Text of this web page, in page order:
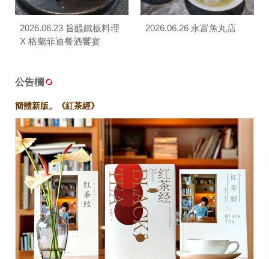
2026.06.23 旨醞鐵板料理
X 格蘭菲迪餐酒饗宴
2026.06.26 永富魚丸店
公告欄
簡體新版。《紅茶經》